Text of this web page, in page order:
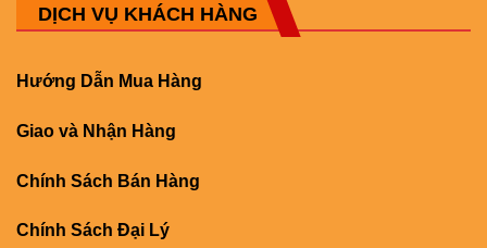
DỊCH VỤ KHÁCH HÀNG
Hướng Dẫn Mua Hàng
Giao và Nhận Hàng
Chính Sách Bán Hàng
Chính Sách Đại Lý